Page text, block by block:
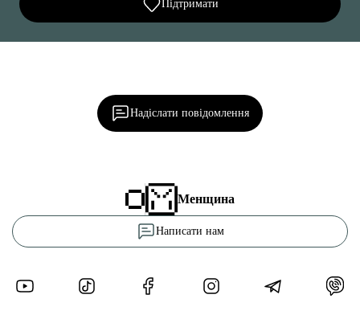
Підтримати
Надіслати повідомлення
Менщина
Написати нам